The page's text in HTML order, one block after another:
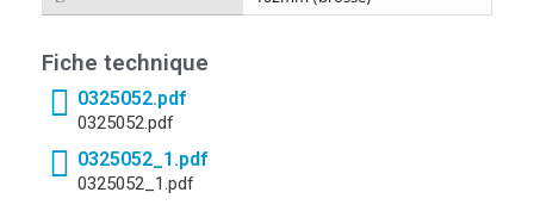
Fiche technique
0325052.pdf
0325052.pdf
0325052_1.pdf
0325052_1.pdf